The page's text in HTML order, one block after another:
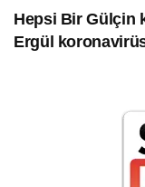
Hepsi Bir Gülçin
Ergül